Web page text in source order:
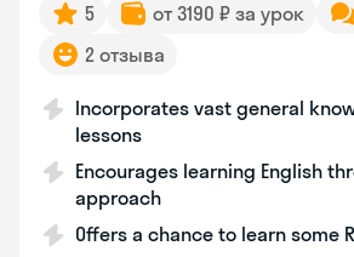
5 от 3190 ₽ за урок
2 отзыва
Incorporates vast general
lessons
Encourages learning English
approach
Offers a chance to learn some